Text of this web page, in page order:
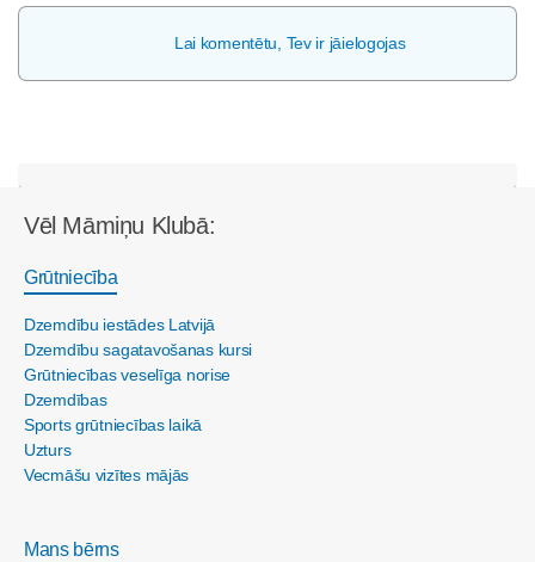
Lai komentētu, Tev ir jāielogojas
Vēl Māmiņu Klubā:
Grūtniecība
Dzemdību iestādes Latvijā
Dzemdību sagatavošanas kursi
Grūtniecības veselīga norise
Dzemdības
Sports grūtniecības laikā
Uzturs
Vecmāšu vizītes mājās
Mans bērns